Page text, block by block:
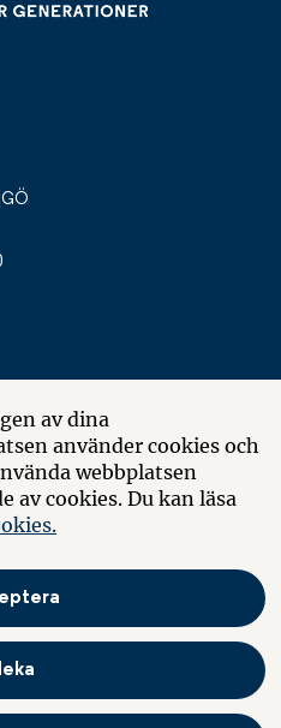
Boende
av dina
använder cookies och
webbplatsen
av cookies. Du kan läsa